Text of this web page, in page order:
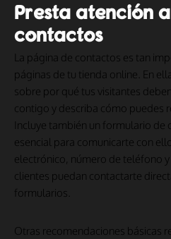
Presta atención
contactos
La página de contactos es tan
páginas de tu tienda online. En
sobre por qué tus visitantes
contigo y describa cómo puedes
Incluye también un formulario
esencial para comunicarte con
electrónico, número de teléfono
clientes puedan contactarte
formularios.
Otras recomendaciones básicas